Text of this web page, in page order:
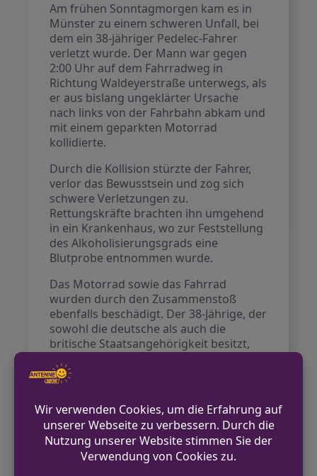
Am frühen Sonntagmorgen kam es in
Münster zu einem schweren Unfall, bei
dem ein 38-jähriger Pedelec-Fahrer
verletzt wurde. Der Mann war gegen
2:00 Uhr auf dem Fahrradweg in
Richtung Waldeyerstraße unterwegs, als
er aus bislang ungeklärter Ursache
nach links von der Fahrbahn abkam und
mit einem geparkten Motorrad
kollidierte.
Durch die Kollision stürzte der Fahrer,
verlor das Bewusstsein und zog sich
schwere Verletzungen zu.
Rettungskräfte brachten ihn umgehend
in ein Krankenhaus, wo zur Feststellung
des Alkoholisierungsgrads eine
Blutprobe entnommen wurde.
Das Motorrad sowie das Fahrrad
wurden durch den Zusammenstoß
ebenfalls beschädigt. Der 38-Jährige, der
sowohl die deutsche als auch die
britische Staatsangehörigkeit besitzt,
gegenüber.
Kontakt für Hinweise /
Pressestelle
Polizei Münster